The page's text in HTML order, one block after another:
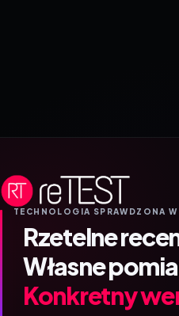
TECHNOLOGIA SPRAWDZONA W
Rzetelne
Własne
Konkretny